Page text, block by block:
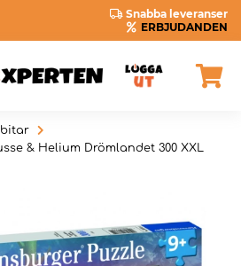
Snabba leveranser
ERBJUDANDEN
bitar
& Helium Drömlandet 300 XXL